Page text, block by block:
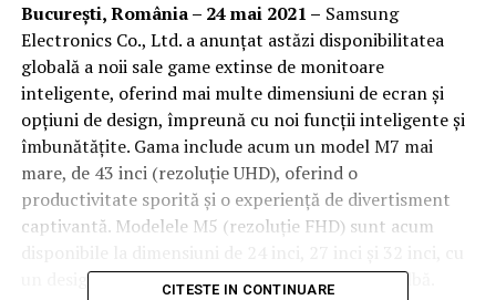
București, România – 24 mai 2021 – Samsung
Electronics Co., Ltd. a anunțat astăzi disponibilitatea
globală a noii sale game extinse de monitoare
inteligente, oferind mai multe dimensiuni de ecran și
opțiuni de design, împreună cu noi funcții inteligente și
îmbunătățite. Gama include acum un model M7 mai
mare, de 43 inci (rezoluție UHD), oferind o
productivitate sporită și o experiență de divertisment
captivantă. Modelele M5 (rezoluție FHD) sunt acum
un design elegant și o opțiune nouă de culoare albă.
CITESTE IN CONTINUARE